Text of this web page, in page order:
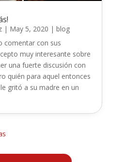
| May 5, 2020 | blog
comentar con sus
muy interesante sobre
una fuerte discusión con
quién para aquel entonces
gritó a su madre en un